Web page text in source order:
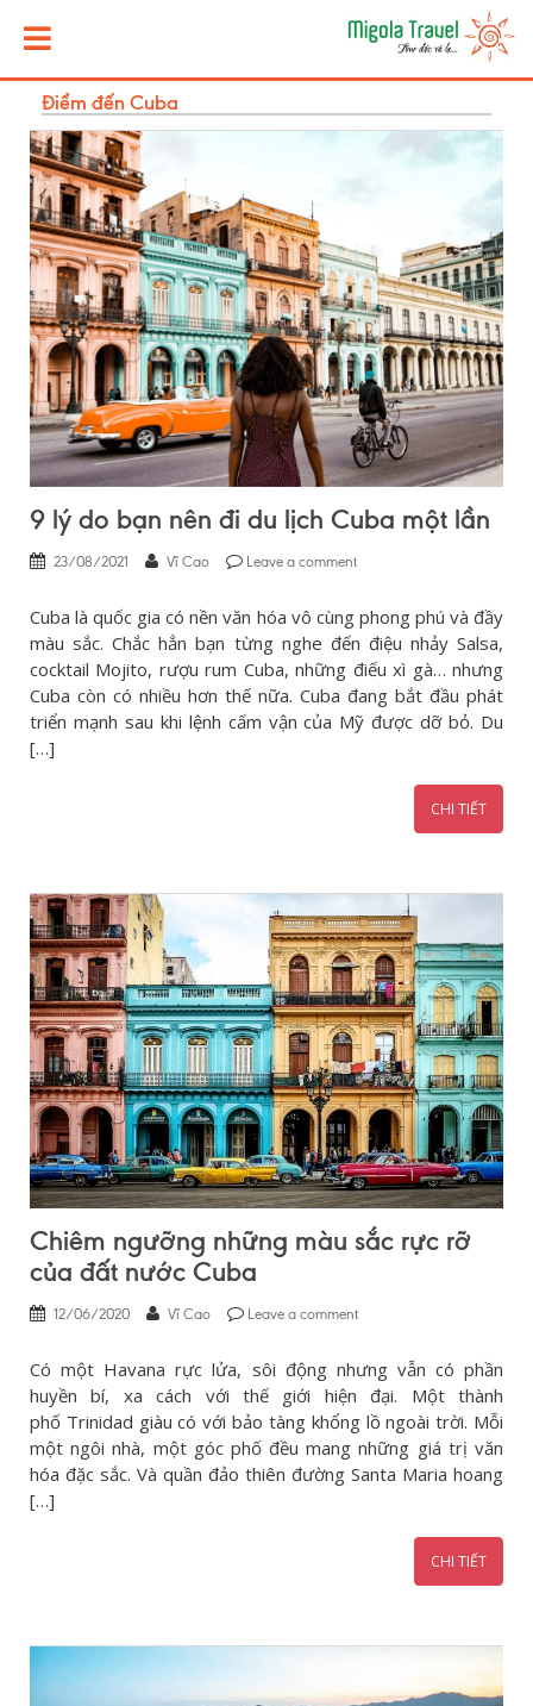
Điểm đến Cuba
9 lý do bạn nên đi du lịch Cuba một lần
23/08/2021 Vĩ Cao Leave a comment
Cuba là quốc gia có nền văn hóa vô cùng phong phú và đầy
màu sắc. Chắc hẳn bạn từng nghe đến điệu nhảy Salsa,
cocktail Mojito, rượu rum Cuba, những điếu xì gà… nhưng
Cuba còn có nhiều hơn thế nữa. Cuba đang bắt đầu phát
triển mạnh sau khi lệnh cấm vận của Mỹ được dỡ bỏ. Du
[…]
CHI TIẾT
Chiêm ngưỡng những màu sắc rực rỡ
của đất nước Cuba
12/06/2020 Vĩ Cao Leave a comment
Có một Havana rực lửa, sôi động nhưng vẫn có phần
huyền bí, xa cách với thế giới hiện đại. Một thành
phố Trinidad giàu có với bảo tàng khổng lồ ngoài trời. Mỗi
một ngôi nhà, một góc phố đều mang những giá trị văn
hóa đặc sắc. Và quần đảo thiên đường Santa Maria hoang
[…]
CHI TIẾT